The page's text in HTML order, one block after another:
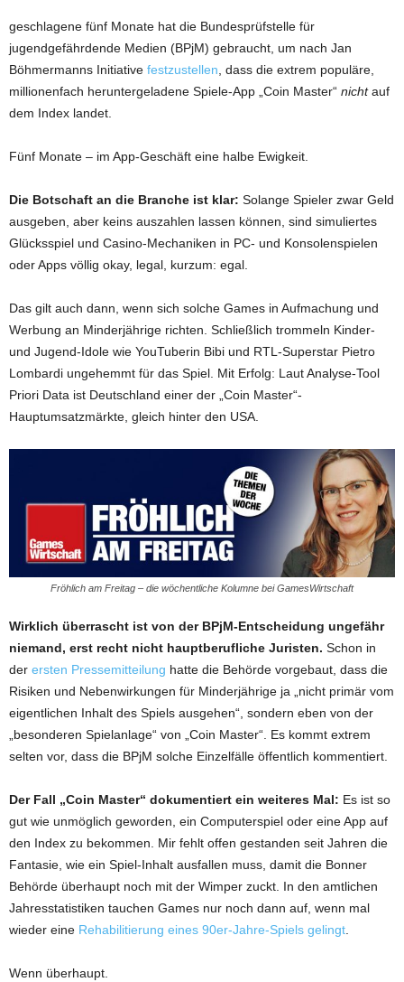
geschlagene fünf Monate hat die Bundesprüfstelle für
jugendgefährdende Medien (BPjM) gebraucht, um nach Jan
Böhmermanns Initiative festzustellen , dass die extrem populäre,
millionenfach heruntergeladene Spiele-App „Coin Master“ nichtauf
dem Index landet.
Fünf Monate – im App-Geschäft eine halbe Ewigkeit.
Die Botschaft an die Branche ist klar: Solange Spieler zwar Geld
ausgeben, aber keins auszahlen lassen können, sind simuliertes
Glücksspiel und Casino-Mechaniken in PC- und Konsolenspielen
oder Apps völlig okay, legal, kurzum: egal.
Das gilt auch dann, wenn sich solche Games in Aufmachung und
Werbung an Minderjährige richten. Schließlich trommeln Kinder-
und Jugend-Idole wie YouTuberin Bibi und RTL-Superstar Pietro
Lombardi ungehemmt für das Spiel. Mit Erfolg: Laut Analyse-Tool
Priori Data ist Deutschland einer der „Coin Master“-
Hauptumsatzmärkte, gleich hinter den USA.
Fröhlich am Freitag – die wöchentliche Kolumne bei GamesWirtschaft
Wirklich überrascht ist von der BPjM-Entscheidung ungefähr
niemand, erst recht nicht hauptberufliche Juristen. Schon in
der ersten Pressemitteilung hatte die Behörde vorgebaut, dass die
Risiken und Nebenwirkungen für Minderjährige ja „nicht primär vom
eigentlichen Inhalt des Spiels ausgehen“, sondern eben von der
„besonderen Spielanlage“ von „Coin Master“. Es kommt extrem
selten vor, dass die BPjM solche Einzelfälle öffentlich kommentiert.
Der Fall „Coin Master“ dokumentiert ein weiteres Mal: Es ist so
gut wie unmöglich geworden, ein Computerspiel oder eine App auf
den Index zu bekommen. Mir fehlt offen gestanden seit Jahren die
Fantasie, wie ein Spiel-Inhalt ausfallen muss, damit die Bonner
Behörde überhaupt noch mit der Wimper zuckt. In den amtlichen
Jahresstatistiken tauchen Games nur noch dann auf, wenn mal
wieder eine Rehabilitierung eines 90er-Jahre-Spiels gelingt
Wenn überhaupt.